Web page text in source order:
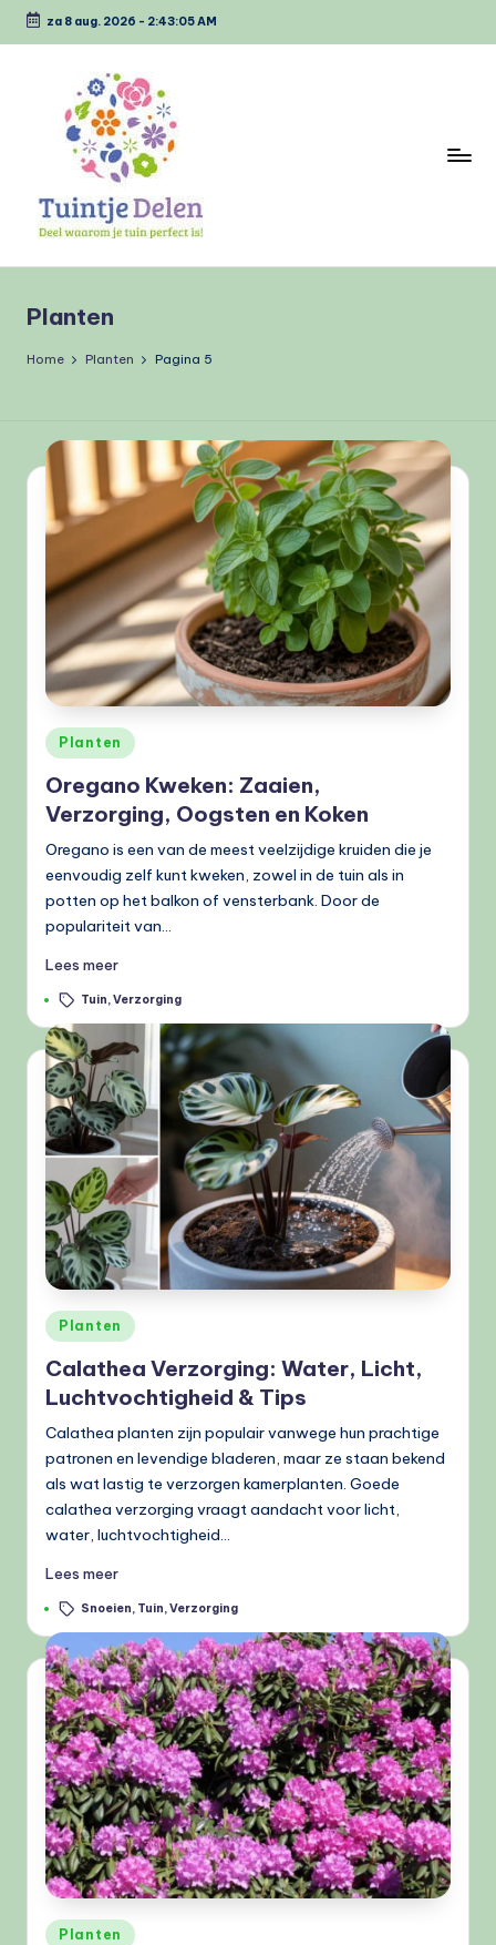
Ga
za 8 aug. 2026 - 2:43:06 AM
i
n
e
D
e
e
n
.
n
jou
tuin
perfect
Planten
Home Planten Pagina 5
Geplaatst
in
Planten
Oregano Kweken: Zaaien,
Verzorging, Oogsten en Koken
Oregano is een van de meest veelzijdige kruiden die je
eenvoudig zelf kunt kweken, zowel in de tuin als in
potten op het balkon of vensterbank. Door de
populariteit van…
Lees meer
Tags: Tuin,Verzorging
Geplaatst
in
Planten
Calathea Verzorging: Water, Licht,
Luchtvochtigheid & Tips
Calathea planten zijn populair vanwege hun prachtige
patronen en levendige bladeren, maar ze staan bekend
als wat lastig te verzorgen kamerplanten. Goede
calathea verzorging vraagt aandacht voor licht,
water, luchtvochtigheid…
Lees meer
Tags: Snoeien, Tuin,Verzorging
Geplaatst
Planten